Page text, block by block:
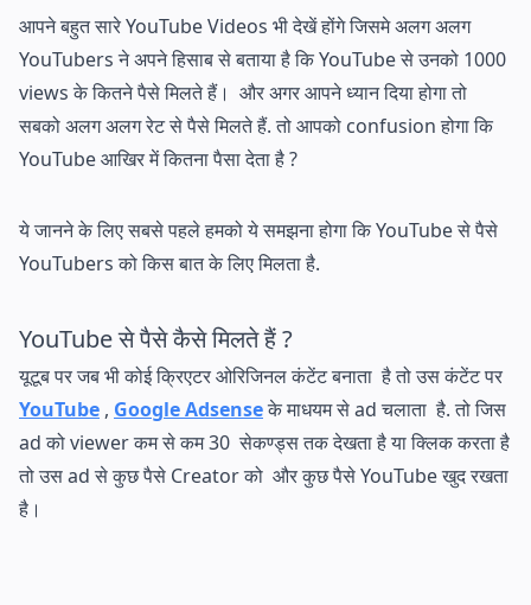
आपने बहुत सारे YouTube Videos भी देखें होंगे जिसमे अलग अलग
YouTubers ने अपने हिसाब से बताया है कि YouTube से उनको 1000
views के कितने पैसे मिलते हैं। और अगर आपने ध्यान दिया होगा तो
सबको अलग अलग रेट से पैसे मिलते हैं. तो आपको confusion होगा कि
YouTube आखिर में कितना पैसा देता है ?
ये जानने के लिए सबसे पहले हमको ये समझना होगा कि YouTube से पैसे
YouTubers को किस बात के लिए मिलता है.
YouTube से पैसे कैसे मिलते हैं ?
यूटूब पर जब भी कोई क्रिएटर ओरिजिनल कंटेंट बनाता है तो उस कंटेंट पर
YouTube , Google Adsenseके माधयम से ad चलाता है. तो जिस
ad को viewer कम से कम 30 सेकण्ड्स तक देखता है या क्लिक करता है
तो उस ad से कुछ पैसे Creator को और कुछ पैसे YouTube खुद रखता
है।